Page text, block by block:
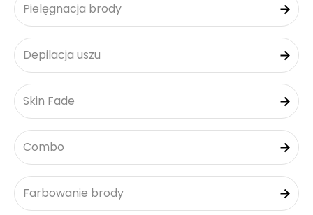
Pielęgnacja brody
Depilacja uszu
Skin Fade
Combo
Farbowanie brody